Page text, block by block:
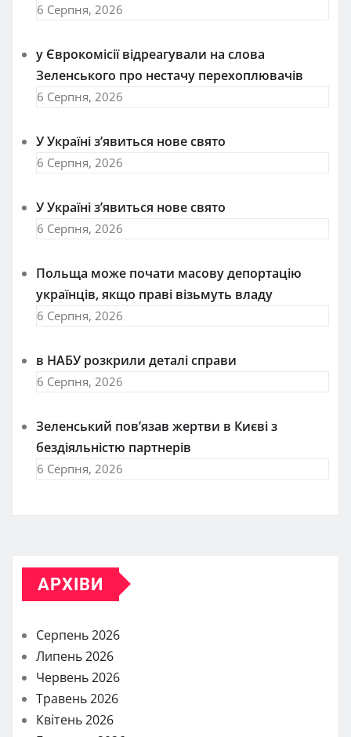
6 Серпня, 2026
у Єврокомісії відреагували на слова
Зеленського про нестачу перехоплювачів
6 Серпня, 2026
У Україні з’явиться нове свято
6 Серпня, 2026
У Україні з’явиться нове свято
6 Серпня, 2026
Польща може почати масову депортацію
українців, якщо праві візьмуть владу
6 Серпня, 2026
в НАБУ розкрили деталі справи
6 Серпня, 2026
Зеленський пов’язав жертви в Києві з
бездіяльністю партнерів
6 Серпня, 2026
АРХІВИ
Серпень 2026
Липень 2026
Червень 2026
Травень 2026
Квітень 2026